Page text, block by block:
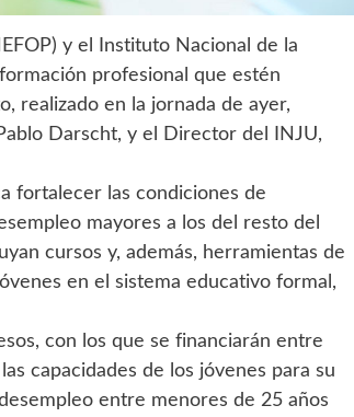
y el Instituto Nacional de la
profesional que estén
realizado en la jornada de ayer,
Darscht, y el Director del INJU,
fortalecer las condiciones de
mayores a los del resto del
cursos y, además, herramientas de
en el sistema educativo formal,
con los que se financiarán entre
capacidades de los jóvenes para su
entre menores de 25 años